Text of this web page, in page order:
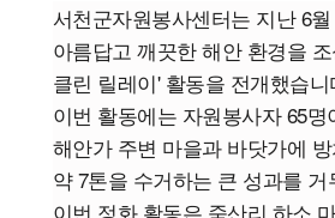
서천군자원봉사센터는 지난 6
아름답고 깨끗한 해안 환경을
클린 릴레이' 활동을 전개했습니
이번 활동에는 자원봉사자 65명
해안가 주변 마을과 바닷가에
약 7톤을 수거하는 큰 성과를 거
이번 정화 활동은 죽산리 하소